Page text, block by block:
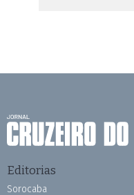
Editorias
Sorocaba